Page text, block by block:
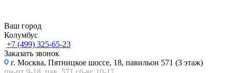
Ваш город
Колумбус
+7 (499) 325-65-23
Заказать звонок
г. Москва, Пятницкое шоссе, 18, павильон 571 (3 этаж)